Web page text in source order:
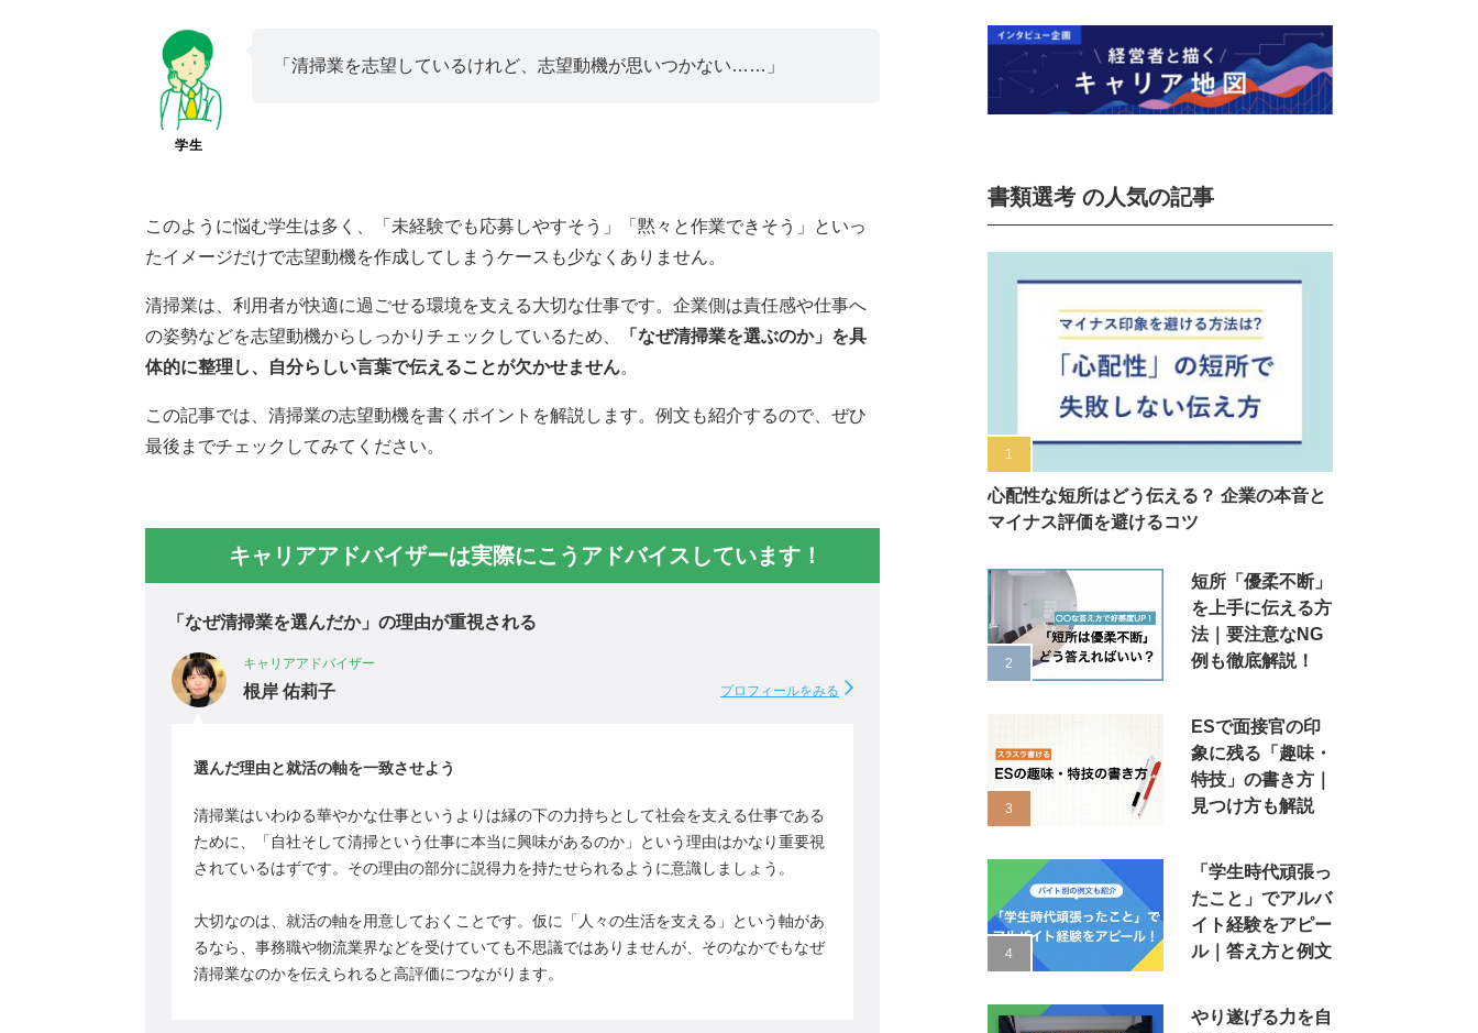
学生
「清掃業を志望しているけれど、志望動機が思いつかない……」
このように悩む学生は多く、「未経験でも応募しやすそう」「黙々と作業できそう」といっ
たイメージだけで志望動機を作成してしまうケースも少なくありません。
清掃業は、利用者が快適に過ごせる環境を支える大切な仕事です。企業側は責任感や仕事へ
の姿勢などを志望動機からしっかりチェックしているため、
「なぜ清掃業を選ぶのか」を具
体的に整理し、自分らしい言葉で伝えることが欠かせません。
この記事では、清掃業の志望動機を書くポイントを解説します。例文も紹介するので、ぜひ
最後までチェックしてみてください。
キャリアアドバイザーは実際にこうアドバイスしています！
「なぜ清掃業を選んだか」の理由が重視される
キャリアアドバイザー
根岸 佑莉子 プロフィールをみる
選んだ理由と就活の軸を一致させよう
清掃業はいわゆる華やかな仕事というよりは縁の下の力持ちとして社会を支える仕事である
ために、「自社そして清掃という仕事に本当に興味があるのか」という理由はかなり重要視
されているはずです。その理由の部分に説得力を持たせられるように意識しましょう。
大切なのは、就活の軸を用意しておくことです。仮に「人々の生活を支える」という軸があ
るなら、事務職や物流業界などを受けていても不思議ではありませんが、そのなかでもなぜ
清掃業なのかを伝えられると高評価につながります。
書類選考 の人気の記事
心配性な短所はどう伝える？ 企業の本音と
マイナス評価を避けるコツ
短所「優柔不断」
を上手に伝える方
法｜要注意なNG
例も徹底解説！
ESで面接官の印
象に残る「趣味・
特技」の書き方｜
見つけ方も解説
「学生時代頑張っ
たこと」でアルバ
イト経験をアピー
ル｜答え方と例文
やり遂げる力を自